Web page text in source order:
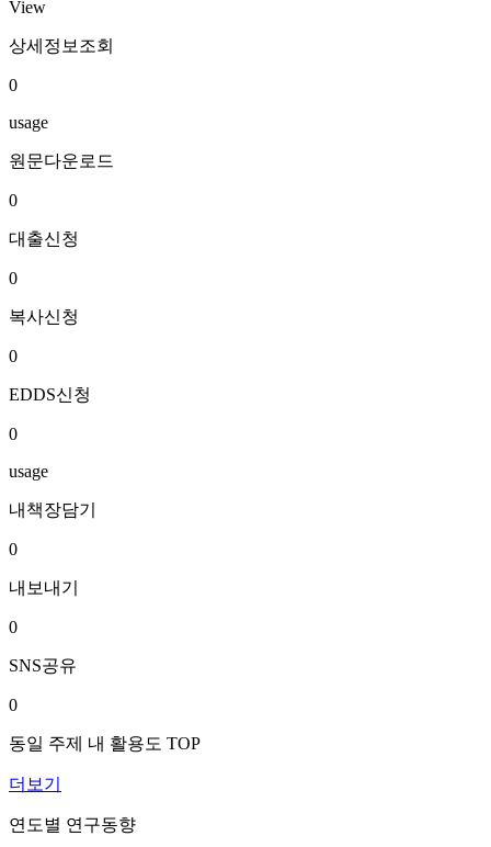
View
상세정보조회
0
usage
원문다운로드
0
대출신청
0
복사신청
0
EDDS신청
0
usage
내책장담기
0
내보내기
0
SNS공유
0
동일 주제 내 활용도 TOP
더보기
연도별 연구동향